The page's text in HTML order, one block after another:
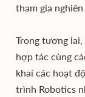
tham gia
Trong tương
hợp tác cùng
khai các hoạt
trình Robotics